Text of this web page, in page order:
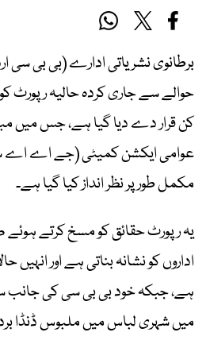
برطانوی نشریاتی ادارے (بی بی سی
حوالے سے جاری کردہ حالیہ رپورٹ کو
کن قرار دے دیا گیا ہے، جس میں
عوامی ایکشن کمیٹی (جے اے اے
مکمل طور پر نظر انداز کیا گیا ہے۔
یہ رپورٹ حقائق کو مسخ کرتے ہوئے
اداروں کو نشانہ بناتی ہے اور انہیں
ہے، جبکہ خود بی بی سی کی جانب
میں شہری لباس میں ملبوس ڈنڈا